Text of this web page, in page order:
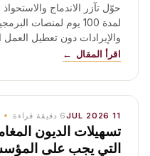
حوّل تآزر الاندماج
لمدة 100 يوم لمنصات
والإيرادات دون تعطيل العمل
اقرأ المقال
11 JUL 2026
6 دقيقة قراءة
تسهيلات الديون
التي يجب على